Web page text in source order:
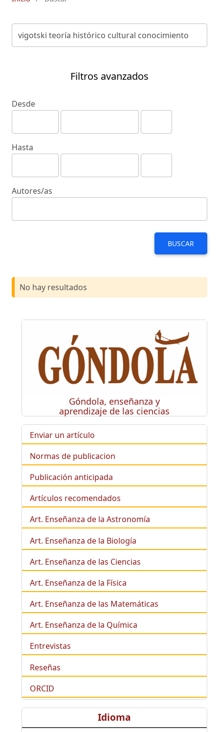
Filtros avanzados
Desde
Hasta
Autores/as
BUSCAR
No hay resultados
Góndola, enseñanza y
aprendizaje de las ciencias
Enviar un artículo
Normas de publicacion
Publicación anticipada
Artículos recomendados
Art. Enseñanza de la Astronomía
Art. Enseñanza de la Biología
Art. Enseñanza de las Ciencias
Art. Enseñanza de la Física
Art. Enseñanza de las Matemáticas
Art. Enseñanza de la Química
Entrevistas
Reseñas
ORCID
Idioma